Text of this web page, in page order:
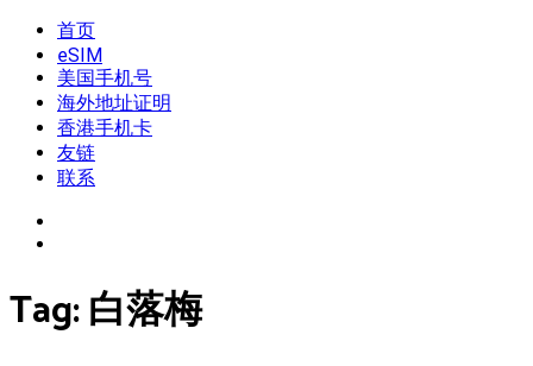
Skip
content
我是王掌柜
新闻酸菜馆|极客电台|自媒体联盟
首页
eSIM
美国手机号
海外地址证明
香港手机卡
友链
联系
Tag:白落梅